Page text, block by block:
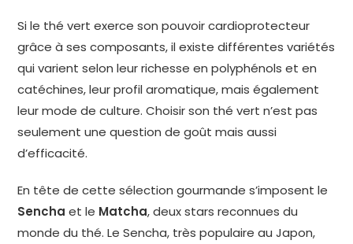
Si le thé vert exerce son pouvoir cardioprotecteur
grâce à ses composants, il existe différentes variétés
qui varient selon leur richesse en polyphénols et en
catéchines, leur profil aromatique, mais également
leur mode de culture. Choisir son thé vert n’est pas
seulement une question de goût mais aussi
d’efficacité.
En tête de cette sélection gourmande s’imposent le
Sencha et le Matcha, deux stars reconnues du
monde du thé. Le Sencha, très populaire au Japon,